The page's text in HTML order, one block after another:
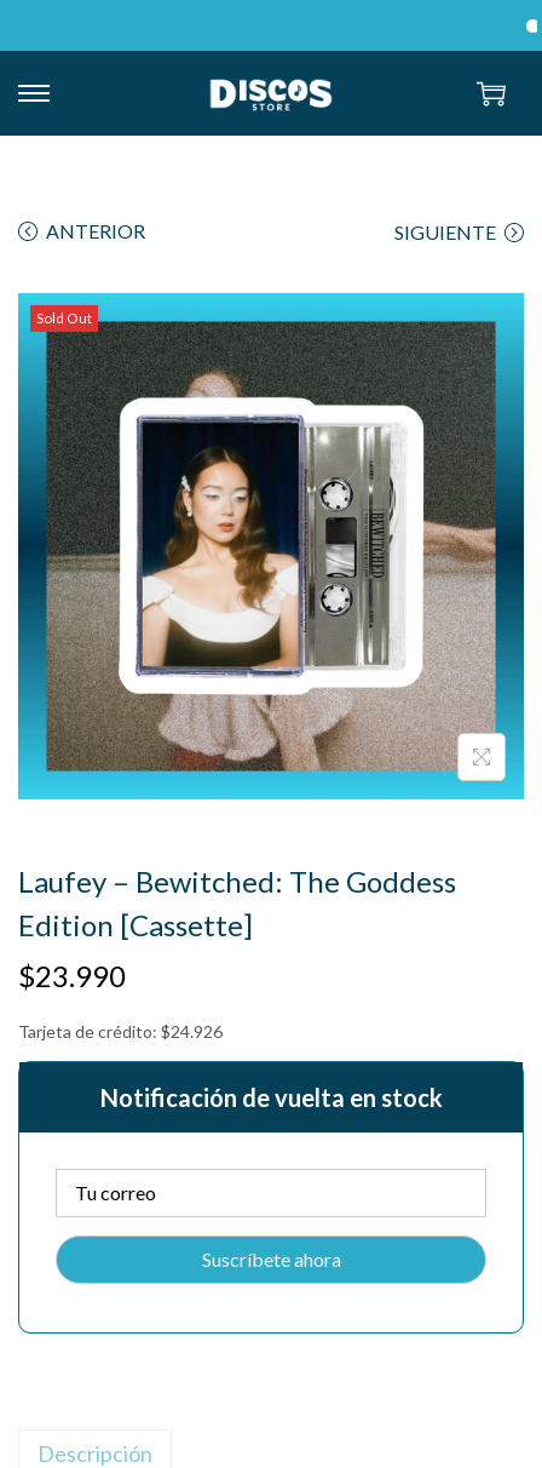
ANTERIOR SIGUIENTE
Sold Out
Laufey – Bewitched: The Goddess
Edition [Cassette]
$23.990
Tarjeta de crédito: $24.926
Notificación de vuelta en stock
Descripción